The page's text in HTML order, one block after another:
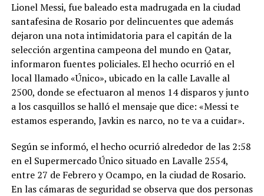
Lionel Messi, fue baleado esta madrugada en la ciudad
santafesina de Rosario por delincuentes que además
dejaron una nota intimidatoria para el capitán de la
selección argentina campeona del mundo en Qatar,
informaron fuentes policiales. El hecho ocurrió en el
local llamado «Único», ubicado en la calle Lavalle al
2500, donde se efectuaron al menos 14 disparos y junto
a los casquillos se halló el mensaje que dice: «Messi te
estamos esperando, Javkin es narco, no te va a cuidar».
Según se informó, el hecho ocurrió alrededor de las 2:58
en el Supermercado Único situado en Lavalle 2554,
entre 27 de Febrero y Ocampo, en la ciudad de Rosario.
En las cámaras de seguridad se observa que dos personas